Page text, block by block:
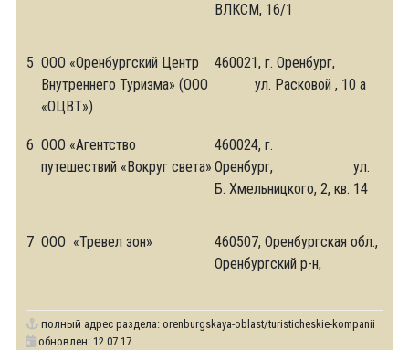
ВЛКСМ, 16/1
5 ООО «Оренбургский Центр
Внутреннего Туризма» (ООО
«ОЦВТ»)
460021, г. Оренбург,
ул. Расковой , 10 а
6 ООО «Агентство
путешествий «Вокруг света»
460024, г.
Оренбург, ул.
Б. Хмельницкого, 2, кв. 14
7 ООО «Тревел зон»
460507, Оренбургская обл.,
Оренбургский р-н,
полный адрес раздела: orenburgskaya-oblast/turisticheskie-kompanii
обновлен: 12.07.17